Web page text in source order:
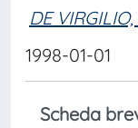
DE
1998-01-01
Scheda